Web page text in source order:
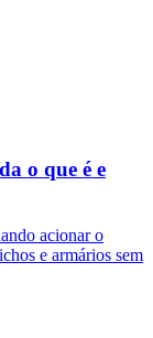
o que é e
acionar o
e armários sem